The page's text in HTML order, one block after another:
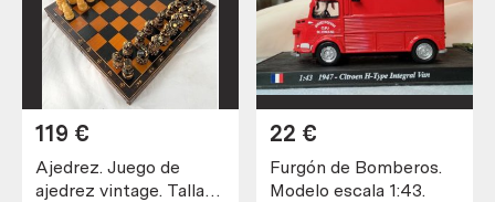
Ajedrez. Juego de
ajedrez vintage. Tallado
119 €
Furgón de Bomberos.
Modelo escala 1:43.
22 €